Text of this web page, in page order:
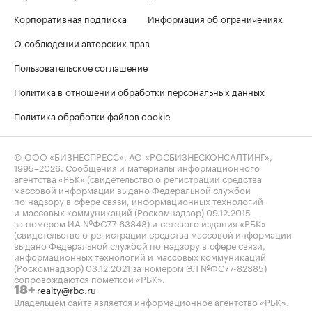
Корпоративная подписка
Информация об ограничениях
О соблюдении авторских прав
Пользовательское соглашение
Политика в отношении обработки персональных данных
Политика обработки файлов cookie
© ООО «БИЗНЕСПРЕСС», АО «РОСБИЗНЕСКОНСАЛТИНГ»,
1995–2026 . Сообщения и материалы информационного
агентства «РБК» (свидетельство о регистрации средства
массовой информации выдано Федеральной службой
по надзору в сфере связи, информационных технологий
и массовых коммуникаций (Роскомнадзор) 09.12.2015
за номером ИА №ФС77-63848) и сетевого издания «РБК»
(свидетельство о регистрации средства массовой информации
выдано Федеральной службой по надзору в сфере связи,
информационных технологий и массовых коммуникаций
(Роскомнадзор) 03.12.2021 за номером ЭЛ №ФС77-82385)
сопровождаются пометкой «РБК».
18+ realty@rbc.ru
Владельцем сайта является информационное агентство «РБК».